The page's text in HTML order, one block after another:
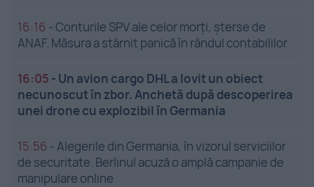
16:16 -Conturile SPV ale celor morți, șterse de
ANAF. Măsura a stârnit panică în rândul contabililor
16:05 - Un avion cargo DHL a lovit un obiect
necunoscut în zbor. Anchetă după descoperirea
unei drone cu explozibil în Germania
15:56 -Alegerile din Germania, în vizorul serviciilor
de securitate. Berlinul acuză o amplă campanie de
manipulare online